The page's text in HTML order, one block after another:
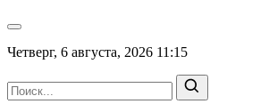
Четверг, 6 августа, 2026 11:15